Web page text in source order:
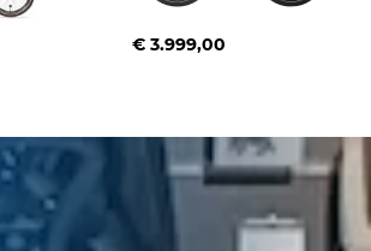
€ 3.999,00